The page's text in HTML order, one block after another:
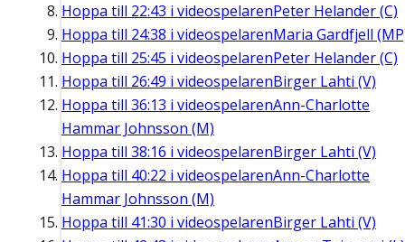
Hoppa till 22:43 i videospelarenPeter Helander (C)
Hoppa till 24:38 i videospelarenMaria Gardfjell
Hoppa till 25:45 i videospelarenPeter Helander (C)
Hoppa till 26:49 i videospelarenBirger Lahti (V)
Hoppa till 36:13 i videospelarenAnn-Charlotte
Hammar Johnsson (M)
Hoppa till 38:16 i videospelarenBirger Lahti (V)
Hoppa till 40:22 i videospelarenAnn-Charlotte
Hammar Johnsson (M)
Hoppa till 41:30 i videospelarenBirger Lahti (V)